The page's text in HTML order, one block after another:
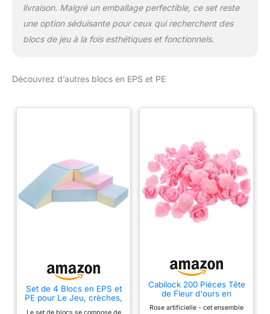
livraison. Malgré un emballage perfectible, ce set reste
une option séduisante pour ceux qui recherchent des
blocs de jeu à la fois esthétiques et fonctionnels.
Découvrez d’autres blocs en EPS et PE
Set de 4 Blocs en EPS et
PE pour Le Jeu, crèches,
Le set de blocs se compose de
Cabilock 200 Pièces Tête
de Fleur d'ours en
Fausses Fleurs Blocs de
Rose artificielle - cet ensemble